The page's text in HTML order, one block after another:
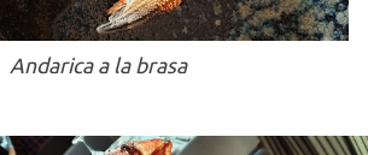
Andarica a la brasa